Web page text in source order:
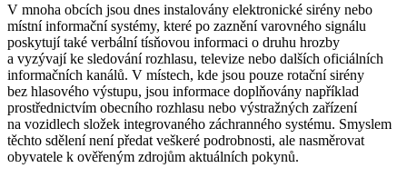
V mnoha obcích jsou dnes instalovány elektronické sirény nebo
místní informační systémy, které po zaznění varovného signálu
poskytují také verbální tísňovou informaci o druhu hrozby
a vyzývají ke sledování rozhlasu, televize nebo dalších oficiálních
informačních kanálů. V místech, kde jsou pouze rotační sirény
bez hlasového výstupu, jsou informace doplňovány například
prostřednictvím obecního rozhlasu nebo výstražných zařízení
na vozidlech složek integrovaného záchranného systému. Smyslem
těchto sdělení není předat veškeré podrobnosti, ale nasměrovat
obyvatele k ověřeným zdrojům aktuálních pokynů.